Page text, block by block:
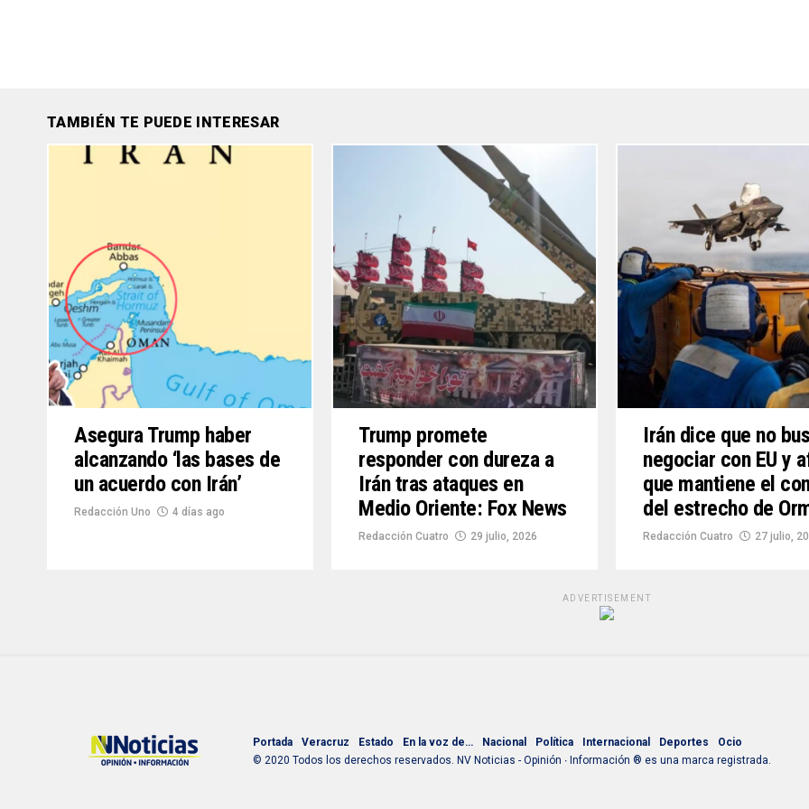
TAMBIÉN TE PUEDE INTERESAR
Asegura Trump haber
alcanzando ‘las bases de
un acuerdo con Irán’
Redacción Uno 4 días ago
Trump promete
responder con dureza a
Irán tras ataques en
Medio Oriente: Fox News
Redacción Cuatro 29 julio, 2026
Irán dice que no
negociar con EU y
que mantiene el
del estrecho de
Redacción Cuatro 27 julio,
ADVERTISEMENT
Portada Veracruz Estado En la voz de… Nacional Política Internacional Deportes
Ocio
© 2020 Todos los derechos reservados. NV Noticias - Opinión ∙ Información ® es una marca registrada.